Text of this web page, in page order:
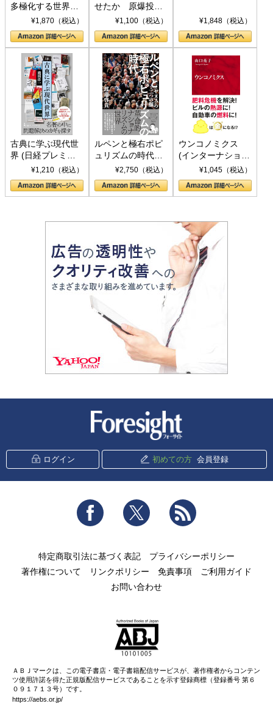
多極化する世界：
トランプとBRICS
の挑戦
¥1,870（税込）
せたか 原爆投
下、ソ連参戦、そ
して聖断 (PHP新
書)
¥1,100（税込） ¥1,848（税込）
古典に学ぶ現代世
界 (日経プレミア
シリーズ)¥1,210（税込）
ルペンと極右ポピ
ュリズムの時代：
〈ヤヌス〉の二つ
の顔
¥2,750（税込）
ウンコノミクス
(インターナショナ
ル新書)¥1,045（税込）
ログイン 初めての方 会員登録
Facebook Twitter
特定商取引法に基づく表記
プライバシーポリシー
著作権について
リンクポリシー 免責事項
ご利用ガイド
お問い合わせ
ＡＢＪマークは、この電子書店・電子書籍配信サービスが、著作権者からコンテン
ツ使用許諾を得た正規版配信サービスであることを示す登録商標（登録番号 第６
０９１７１３号）です。
https://aebs.or.jp/